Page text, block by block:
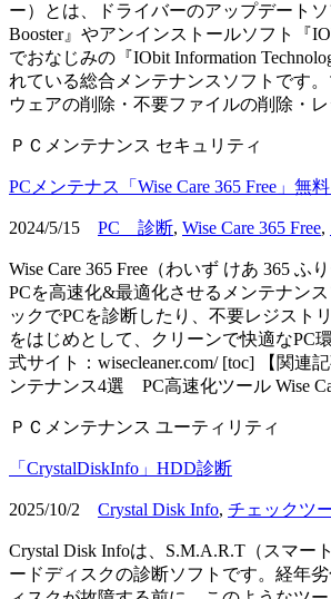
ー）とは、ドライバーのアップデート
Booster』やアンインストールソフト『
でおなじみの『IObit Information
れている総合メンテナンスソフトです
ウェアの削除・不要ファイルの削除・
ＰＣメンテナンス セキュリティ
PCメンテナス「Wise Care 365 Free」無
2024/5/15 PC 診断, Wise Care 365 Free,
Wise Care 365 Free（わいず けあ 365 ふ
PCを高速化&最適化させるメンテナン
ックでPCを診断したり、不要レジスト
をはじめとして、クリーンで快適なPC
式サイト：wisecleaner.com/ [toc] 【関連
ンテナンス4選 PC高速化ツール Wise
ＰＣメンテナンス ユーティリティ
「CrystalDiskInfo」HDD診断
2025/10/2 Crystal Disk Info, チェックツ
Crystal Disk Infoは、S.M.A.R.T（スマー
ードディスクの診断ソフトです。経年